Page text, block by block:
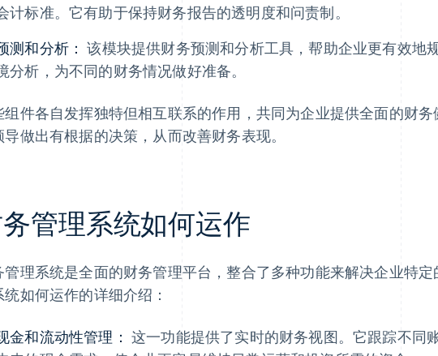
计标准。它有助于保持财务报告的透明度和问责制。
测和分析： 该模块提供财务预测和分析工具，帮助企业更有效地
分析，为不同的财务情况做好准备。
组件各自发挥独特但相互联系的作用，共同为企业提供全面的财
导做出有根据的决策，从而改善财务表现。
管理系统如何运作
管理系统是全面的财务管理平台，整合了多种功能来解决企业特
统如何运作的详细介绍：
金和流动性管理： 这一功能提供了实时的财务视图。它跟踪不同